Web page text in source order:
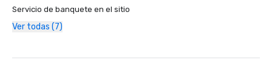
Servicio de banquete en el sitio
Ver todas (7)